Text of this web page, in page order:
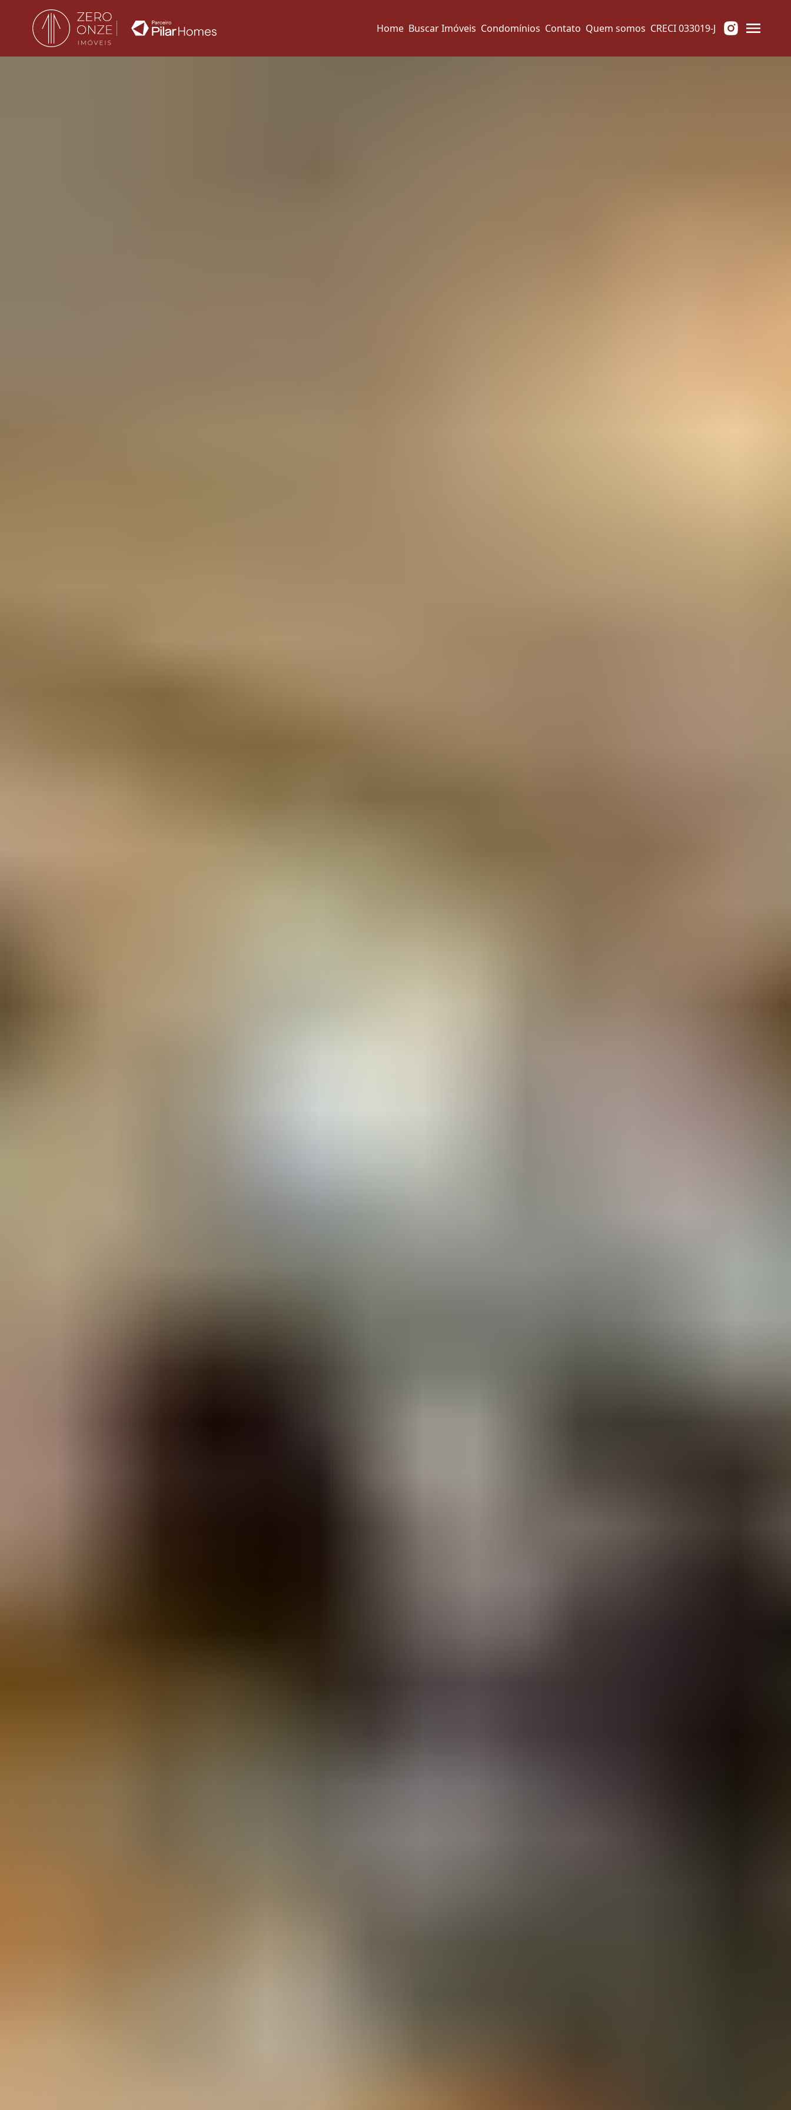
Home Buscar Imóveis Condomínios Contato Quem somos CRECI 033019-J